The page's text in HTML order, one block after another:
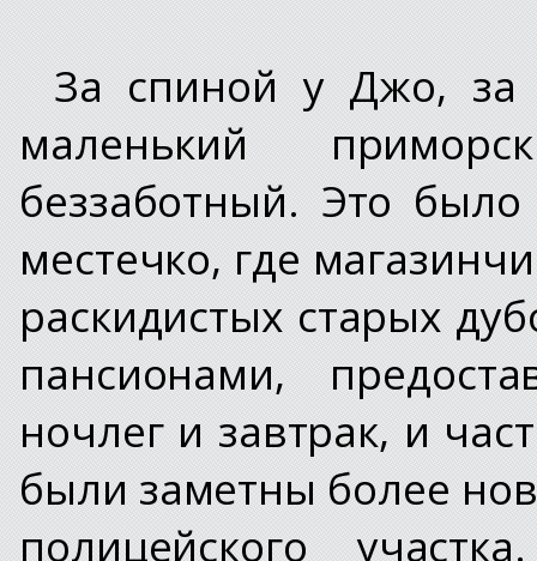
За спиной у Джо, за
маленький
беззаботный. Это
местечко, где
раскидистых старых
пансионами,
ночлег и завтрак, и
были заметны более
полицейского